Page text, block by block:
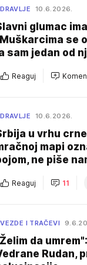
10.6.2026.
glumac
se
sam jedan od
Reaguj
10.6.2026.
u vrhu
mapi
ne piše
Reaguj 11
I TRAČEVI
da
Rudan,